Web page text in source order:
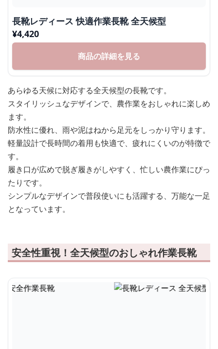
長靴レディース 快適作業長靴 全天候型
¥4,420
商品の詳細を見る
あらゆる天候に対応する全天候型の長靴です。
スタイリッシュなデザインで、農作業をおしゃれに楽しめ
ます。
防水性に優れ、雨や泥はねから足元をしっかり守ります。
軽量設計で長時間の着用も快適で、疲れにくいのが特徴で
す。
履き口が広めで脱ぎ履きがしやすく、忙しい農作業にぴっ
たりです。
シンプルなデザインで普段使いにも活躍する、万能な一足
となっています。
安全性重視！全天候型のおしゃれ作業長靴